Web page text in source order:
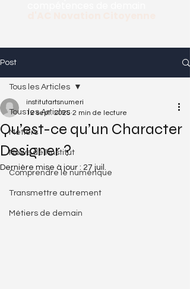
AC Novation Citoyenne
Post
Tous les Articles
Métiers
News de l'institut
Comprendre le numérique
Transmettre autrement
Métiers de demain
Tous les Articles
Qu’est-ce qu’un Character
Designer ?
institutartsnumeri
12 sept. 2025 2 min de lecture
Dernière mise à jour : 27 juil.